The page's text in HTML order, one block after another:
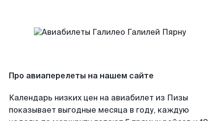
Про авиаперелеты на нашем сайте
Календарь низких цен на авиабилет из Пизы
показывает выгодные месяца в году, каждую